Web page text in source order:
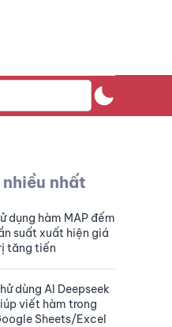
nhất
dụng hàm MAP đếm
suất xuất hiện giá
tăng tiến
dùng AI Deepseek
viết hàm trong
Sheets/Excel